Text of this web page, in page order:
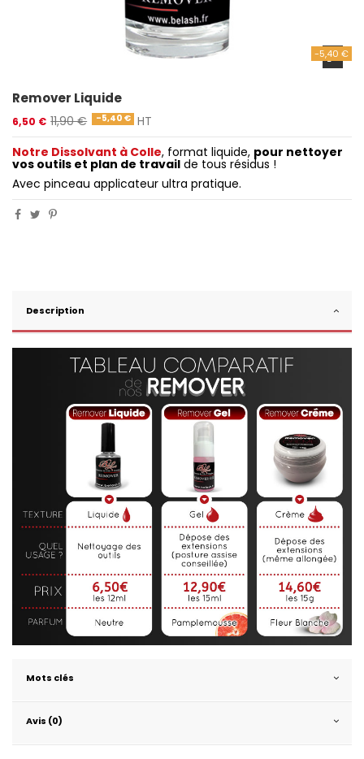
-5,40 €
Remover Liquide
6,50 € 11,90 € -5,40 € HT
Notre Dissolvant à Colle, format liquide, pour nettoyer
vos outils et plan de travail de tous résidus !
Avec pinceau applicateur ultra pratique.
Description
Mots clés
Avis (0)